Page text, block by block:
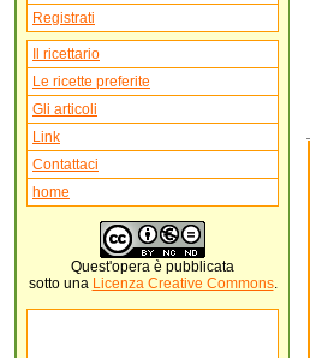
Registrati
Il ricettario
Le ricette preferite
Gli articoli
Link
Contattaci
home
Quest'opera è pubblicata
sotto una Licenza Creative Commons.